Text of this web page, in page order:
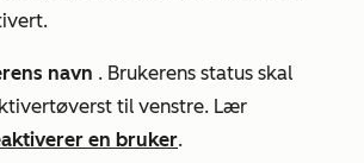
.
navn . Brukerens status skal
øverst til venstre. Lær
en bruker.